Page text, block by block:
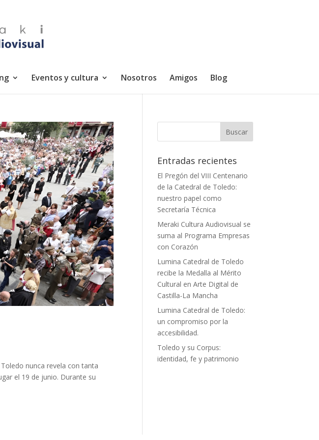
Eventos y cultura Nosotros Amigos Blog
nunca revela con tanta
el 19 de junio. Durante su
Entradas recientes
El Pregón del VIII Centenario
de la Catedral de Toledo:
nuestro papel como
Secretaría Técnica
Meraki Cultura Audiovisual se
suma al Programa Empresas
con Corazón
Lumina Catedral de Toledo
recibe la Medalla al Mérito
Cultural en Arte Digital de
Castilla-La Mancha
Lumina Catedral de Toledo:
un compromiso por la
accesibilidad.
Toledo y su Corpus:
identidad, fe y patrimonio